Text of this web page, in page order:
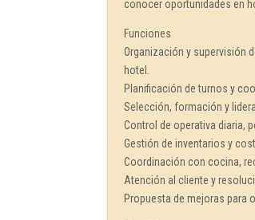
conocer oportunidades en
Funciones
Organización y supervisión
hotel.
Planificación de turnos y
Selección, formación y
Control de operativa diaria,
Gestión de inventarios y
Coordinación con cocina,
Atención al cliente y
Propuesta de mejoras para